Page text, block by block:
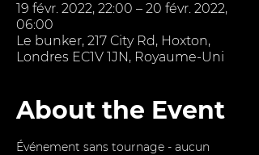
19 févr. 2022, 22:00 – 20 févr. 2022,
06:00
Le bunker, 217 City Rd, Hoxton,
Londres EC1V 1JN, Royaume-Uni
About the Event
Événement sans tournage - aucun